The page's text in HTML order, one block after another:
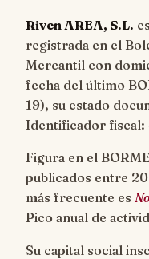
Riven AREA, S.L.
registrada en el
Mercantil con
fecha del último
19), su estado
Identificador fiscal:
Figura en el
publicados entre
más frecuente es
Pico anual de
Su capital social